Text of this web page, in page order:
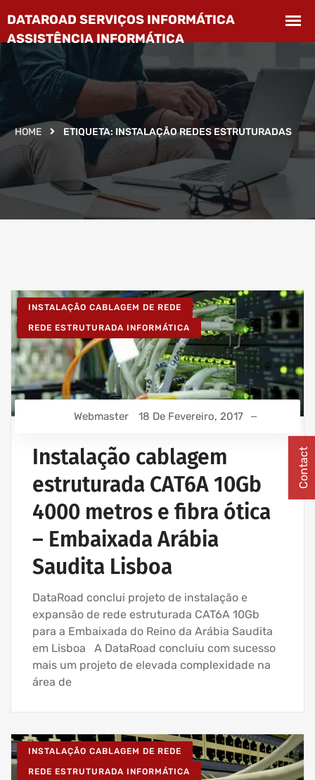
HOME ETIQUETA: INSTALAÇÃO REDES ESTRUTURADAS
INSTALAÇÃO CABLAGEM DE REDE
REDE ESTRUTURADA INFORMÁTICA
Webmaster 18 De Fevereiro, 2017
Instalação cablagem
estruturada CAT6A 10Gb
4000 metros e fibra ótica
– Embaixada Arábia
Saudita Lisboa
DataRoad conclui projeto de instalação e
expansão de rede estruturada CAT6A 10Gb
para a Embaixada do Reino da Arábia Saudita
em Lisboa A DataRoad concluiu com sucesso
mais um projeto de elevada complexidade na
área de
INSTALAÇÃO CABLAGEM DE REDE
REDE ESTRUTURADA INFORMÁTICA
Contact